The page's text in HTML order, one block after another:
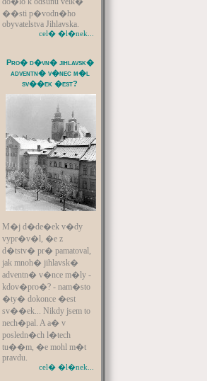
��sti p�vodn�ho
obyvatelstva Jihlavska.
cel� �l�nek...
Pro� d�vn� jihlavsk�
adventn� v�nec m�l
sv��ek �est?
M�j d�de�ek v�dy
vypr�v�l, �e z
d�tstv� pr� pamatoval,
jak mnoh� jihlavsk�
adventn� v�nce m�ly -
kdov�pro�? - nam�sto
�ty� dokonce �est
sv��ek... Nikdy jsem to
nech�pal. A a� v
posledn�ch l�tech
tu��m, �e mohl m�t
pravdu.
cel� �l�nek...